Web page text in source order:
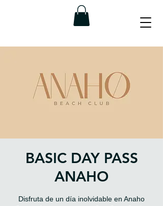
BASIC DAY PASS
ANAHO
Disfruta de un día inolvidable en Anaho